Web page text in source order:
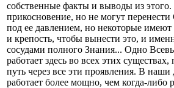
собственные факты и выводы из
прикосновение, но не могут
под ее давлением, но некоторые имеют
и крепость, чтобы вынести это, и
сосудами полного Знания... Одно
работает здесь во всех этих существах,
путь через все эти проявления. В наши
работает более мощно, чем когда-либо